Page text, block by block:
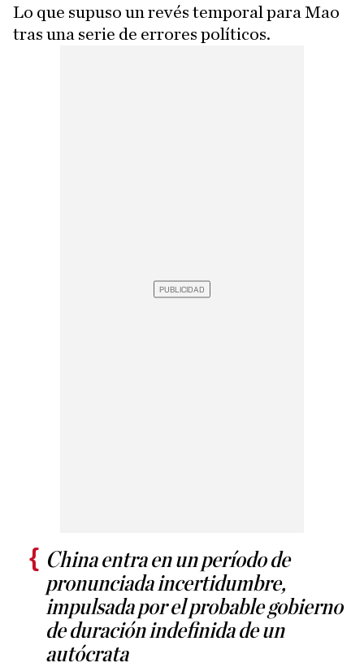
Lo que supuso un revés temporal para Mao
tras una serie de errores políticos.
China entra en un período de
pronunciada incertidumbre,
impulsada por el probable gobierno
de duración indefinida de un
autócrata